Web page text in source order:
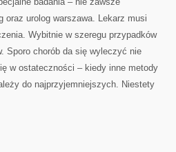
oraz urolog warszawa. Lekarz musi
Wybitnie w szeregu przypadków
Sporo chorób da się wyleczyć nie
w ostateczności – kiedy inne metody
do najprzyjemniejszych. Niestety